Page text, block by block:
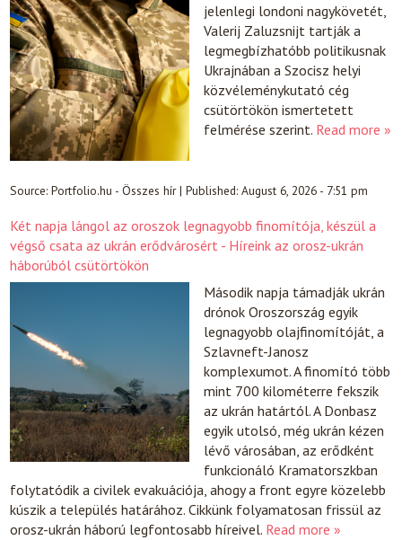
jelenlegi londoni nagykövetét,
Valerij Zaluzsnijt tartják a
legmegbízhatóbb politikusnak
Ukrajnában a Szocisz helyi
közvéleménykutató cég
csütörtökön ismertetett
felmérése szerint. Read more »
Source:Portfolio.hu - Összes hír|Published:August 6, 2026 - 7:51 pm
Két napja lángol az oroszok legnagyobb finomítója, készül a
végső csata az ukrán erődvárosért - Híreink az orosz-ukrán
háborúból csütörtökön
Második napja támadják ukrán
drónok Oroszország egyik
legnagyobb olajfinomítóját, a
Szlavneft-Janosz
komplexumot. A finomító több
mint 700 kilométerre fekszik
az ukrán határtól. A Donbasz
egyik utolsó, még ukrán kézen
lévő városában, az erődként
funkcionáló Kramatorszkban
folytatódik a civilek evakuációja, ahogy a front egyre közelebb
kúszik a település határához. Cikkünk folyamatosan frissül az
orosz-ukrán háború legfontosabb híreivel. Read more »